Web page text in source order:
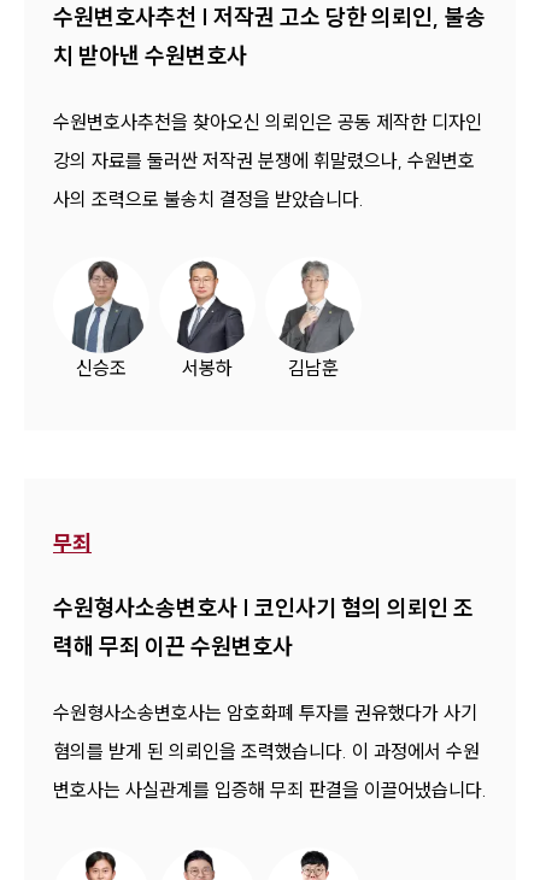
수원변호사추천 | 저작권 고소 당한 의뢰인, 불송
치 받아낸 수원변호사
수원변호사추천을 찾아오신 의뢰인은 공동 제작한 디자인
강의 자료를 둘러싼 저작권 분쟁에 휘말렸으나, 수원변호
사의 조력으로 불송치 결정을 받았습니다.
신승조 서봉하 김남훈
무죄
수원형사소송변호사 | 코인사기 혐의 의뢰인 조
력해 무죄 이끈 수원변호사
수원형사소송변호사는 암호화폐 투자를 권유했다가 사기
혐의를 받게 된 의뢰인을 조력했습니다. 이 과정에서 수원
변호사는 사실관계를 입증해 무죄 판결을 이끌어냈습니다.